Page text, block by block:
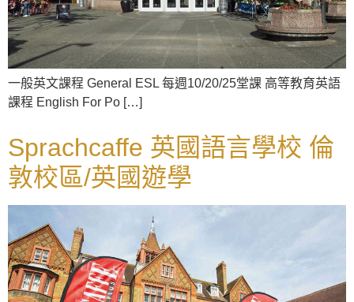
一般英文課程 General ESL 每週10/20/25堂課 高等教育英語
課程 English For Po […]
Sprachcaffe 英國語言學校 倫
敦校區/英國遊學